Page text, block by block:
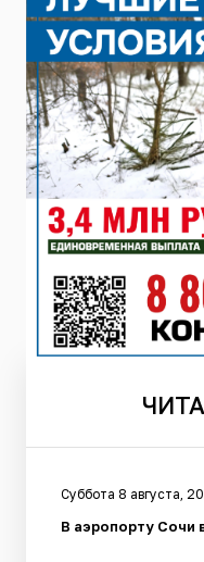
Суббота 8 августа,
В аэропорту Сочи